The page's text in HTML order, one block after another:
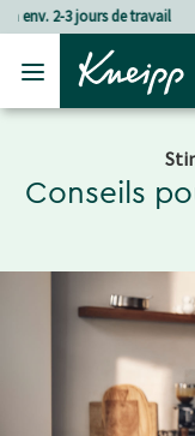
Passer au contenu
Passer au contenu du
Conseils